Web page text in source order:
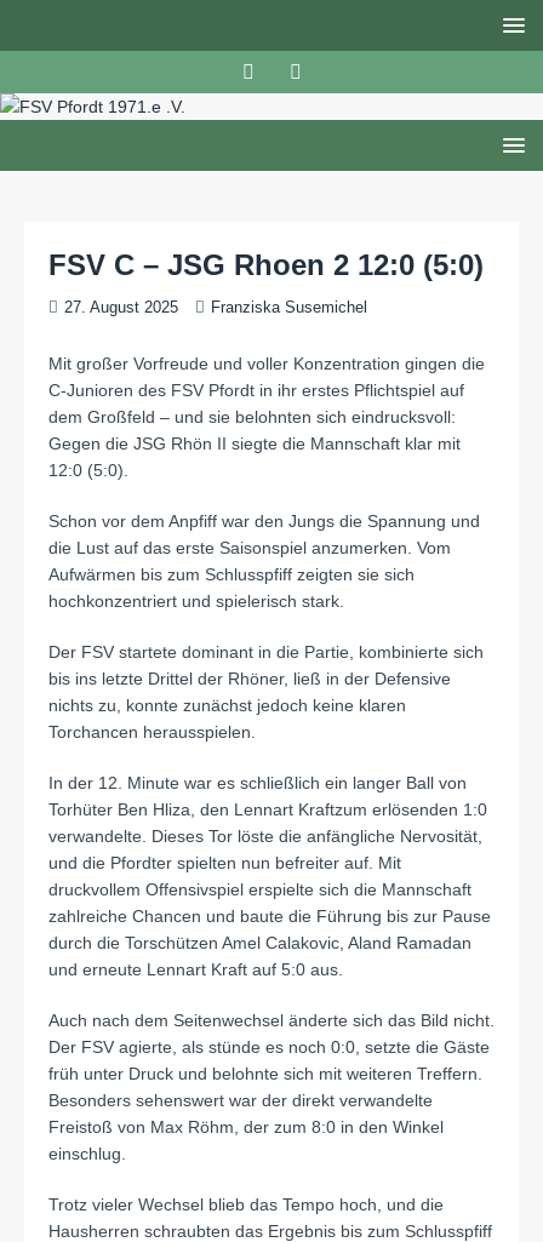
FSV C – JSG Rhoen 2 12:0 (5:0)
27. August 2025 Franziska Susemichel
Mit großer Vorfreude und voller Konzentration gingen die
C-Junioren des FSV Pfordt in ihr erstes Pflichtspiel auf
dem Großfeld – und sie belohnten sich eindrucksvoll:
Gegen die JSG Rhön II siegte die Mannschaft klar mit
12:0 (5:0).
Schon vor dem Anpfiff war den Jungs die Spannung und
die Lust auf das erste Saisonspiel anzumerken. Vom
Aufwärmen bis zum Schlusspfiff zeigten sie sich
hochkonzentriert und spielerisch stark.
Der FSV startete dominant in die Partie, kombinierte sich
bis ins letzte Drittel der Rhöner, ließ in der Defensive
nichts zu, konnte zunächst jedoch keine klaren
Torchancen herausspielen.
In der 12. Minute war es schließlich ein langer Ball von
Torhüter Ben Hliza, den Lennart Kraftzum erlösenden 1:0
verwandelte. Dieses Tor löste die anfängliche Nervosität,
und die Pfordter spielten nun befreiter auf. Mit
druckvollem Offensivspiel erspielte sich die Mannschaft
zahlreiche Chancen und baute die Führung bis zur Pause
durch die Torschützen Amel Calakovic, Aland Ramadan
und erneute Lennart Kraft auf 5:0 aus.
Auch nach dem Seitenwechsel änderte sich das Bild nicht.
Der FSV agierte, als stünde es noch 0:0, setzte die Gäste
früh unter Druck und belohnte sich mit weiteren Treffern.
Besonders sehenswert war der direkt verwandelte
Freistoß von Max Röhm, der zum 8:0 in den Winkel
einschlug.
Trotz vieler Wechsel blieb das Tempo hoch, und die
Hausherren schraubten das Ergebnis bis zum Schlusspfiff